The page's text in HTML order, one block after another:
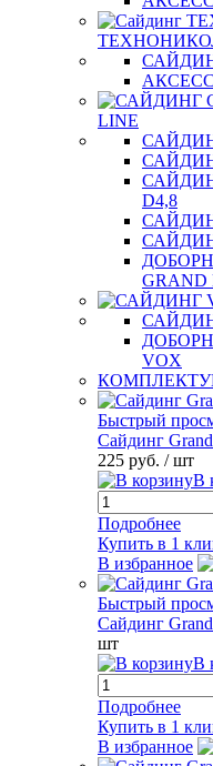
LINE
D4,8
GRAND
VOX
Быстрый
Сайдинг
225 руб. / шт
В
Подробнее
Купить в 1
В избранное
Быстрый
Сайдинг
шт
В
Подробнее
Купить в 1
В избранное